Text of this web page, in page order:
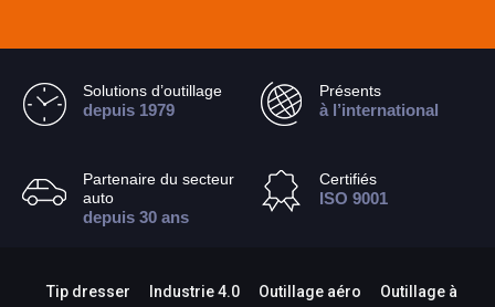
Solutions d’outillage
depuis 1979
Présents
à l’international
Partenaire du secteur
auto
depuis 30 ans
Certifiés
ISO 9001
Tip dresser Industrie 4.0 Outillage aéro
Outillage à